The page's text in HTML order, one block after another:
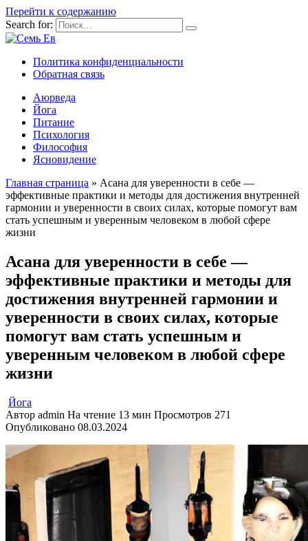
Перейти к содержанию
Search for:
Политика конфиденциальности
Обратная связь
Аюрведа
Йога
Питание
Психология
Философия
Ясновидение
Главная страница » Асана для уверенности в себе —
эффективные практики и методы для достижения внутренней
гармонии и уверенности в своих силах, которые помогут вам
стать успешным и уверенным человеком в любой сфере
жизни
Асана для уверенности в себе —
эффективные практики и методы для
достижения внутренней гармонии и
уверенности в своих силах, которые
помогут вам стать успешным и
уверенным человеком в любой сфере
жизни
Йога
Автор admin На чтение 13 мин Просмотров 271
Опубликовано 08.03.2024